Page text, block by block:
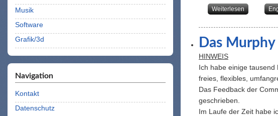
Musik
Software
Grafik/3d
Navigation
Kontakt
Datenschutz
Weiterlesenüber
Das
HINWEIS
Ich habe einige
freies, flexibles,
Das Feedback der
geschrieben.
Im Laufe der Zeit habe